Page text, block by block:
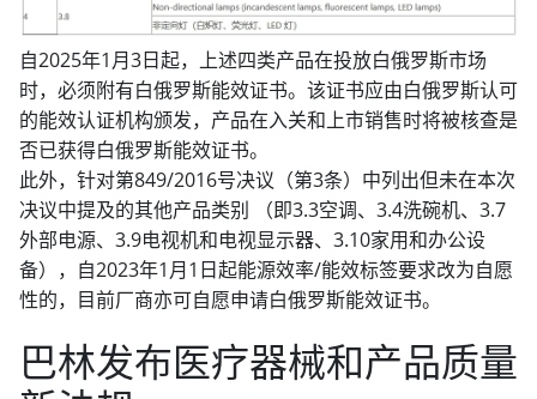
自2025年1月3日起，上述四类产品在投放白俄罗斯市场
时，必须附有白俄罗斯能效证书。该证书应由白俄罗斯认可
的能效认证机构颁发，产品在入关和上市销售时将被核查是
否已获得白俄罗斯能效证书。
此外，针对第849/2016号决议（第3条）中列出但未在本次
决议中提及的其他产品类别 （即3.3空调、3.4洗碗机、3.7
外部电源、3.9电视机和电视显示器、3.10家用和办公设
备），自2023年1月1日起能源效率/能效标签要求改为自愿
性的，目前厂商亦可自愿申请白俄罗斯能效证书。
巴林发布医疗器械和产品质量